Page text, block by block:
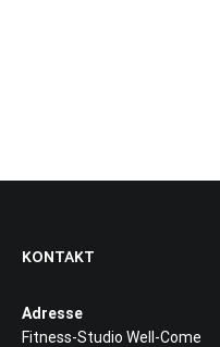
KONTAKT
Adresse
Fitness-Studio Well-Come